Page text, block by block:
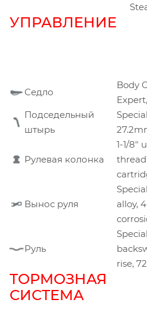
УПРАВЛЕНИЕ
Седло
Body
Подседельный
штырь
Рулевая колонка
1-1/8"
Вынос руля
alloy,
Руль
rise,
ТОРМОЗНАЯ
СИСТЕМА